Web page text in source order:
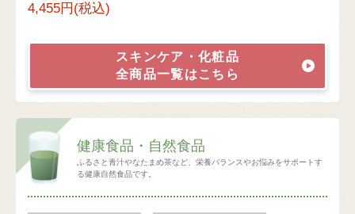
4,455円(税込)
スキンケア・化粧品
全商品一覧はこちら
健康食品・自然食品
ふるさと青汁やなたまめ茶など、栄養バランスやお悩みをサポートす
る健康自然食品です。